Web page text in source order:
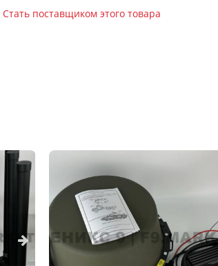
Стать поставщиком этого товара